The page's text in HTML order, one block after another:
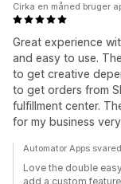
Great experience
and easy to use.
to get creative
to get orders from
fulfillment center.
for my business
Cirka en måned bruger
Automator Apps
Love the double
add a custom